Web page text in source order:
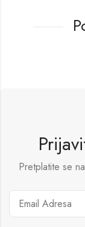
Pretplatite se